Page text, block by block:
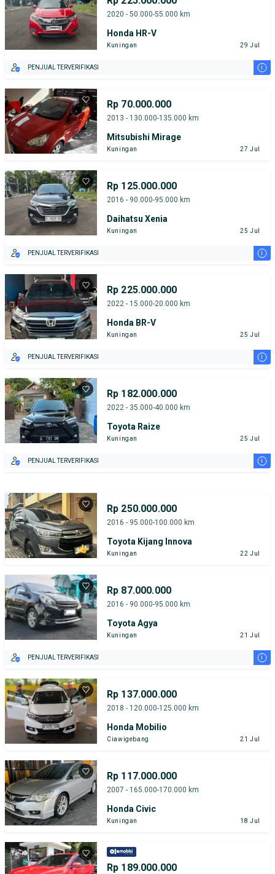
2020 - 50.000-55.000 km
Honda HR-V
Kuningan 29 Jul
PENJUAL TERVERIFIKASI i
Rp 70.000.000
2013 - 130.000-135.000 km
Mitsubishi Mirage
Kuningan 27 Jul
Rp 125.000.000
2016 - 90.000-95.000 km
Daihatsu Xenia
Kuningan 25 Jul
PENJUAL TERVERIFIKASI i
Rp 225.000.000
2022 - 15.000-20.000 km
Honda BR-V
Kuningan 25 Jul
PENJUAL TERVERIFIKASI i
Rp 182.000.000
2022 - 35.000-40.000 km
Toyota Raize
Kuningan 25 Jul
PENJUAL TERVERIFIKASI i
Rp 250.000.000
2016 - 95.000-100.000 km
Toyota Kijang Innova
Kuningan 22 Jul
Rp 87.000.000
2016 - 90.000-95.000 km
Toyota Agya
Kuningan 21 Jul
PENJUAL TERVERIFIKASI i
Rp 137.000.000
2018 - 120.000-125.000 km
Honda Mobilio
Ciawigebang 21 Jul
Rp 117.000.000
2007 - 165.000-170.000 km
Honda Civic
Kuningan 18 Jul
Rp 189.000.000